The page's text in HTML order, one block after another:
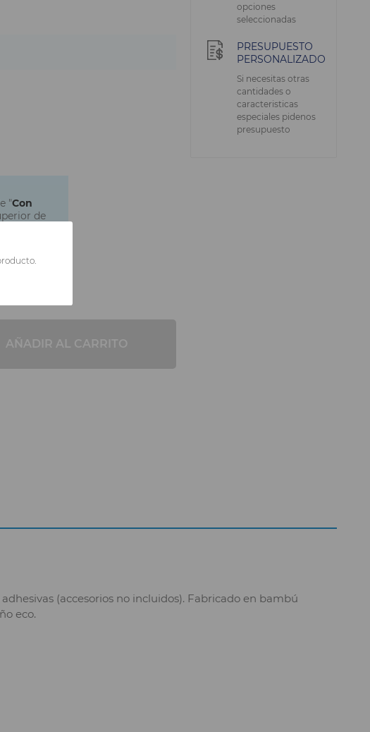
"Con
de
AÑADIR AL CARRITO
opciones
seleccionadas
PRESUPUESTO
PERSONALIZADO
Si necesitas otras
cantidades o
caracteristicas
especiales pidenos
presupuesto
(accesorios no incluidos). Fabricado en bambú
eco.